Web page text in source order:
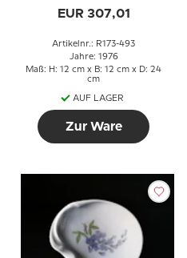
EUR 307,01
Artikelnr.: R173-493
Jahre: 1976
Maß: H: 12 cm x B: 12 cm x D: 24
cm
AUF LAGER
Zur Ware